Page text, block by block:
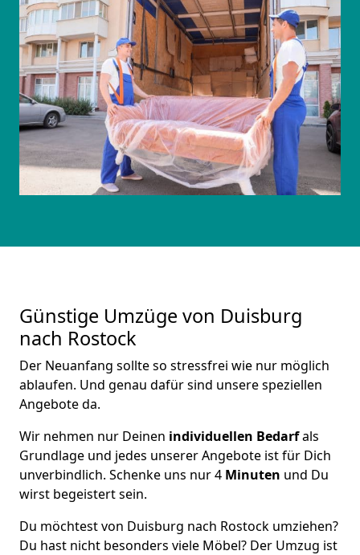
Günstige Umzüge von Duisburg
nach Rostock
Der Neuanfang sollte so stressfrei wie nur möglich
ablaufen. Und genau dafür sind unsere speziellen
Angebote da.
Wir nehmen nur Deinen individuellen Bedarfals
Grundlage und jedes unserer Angebote ist für Dich
unverbindlich. Schenke uns nur 4 Minuten und Du
wirst begeistert sein.
Du möchtest von Duisburg nach Rostock umziehen?
Du hast nicht besonders viele Möbel? Der Umzug ist